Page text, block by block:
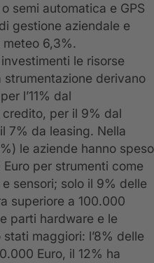
semi automatica e GPS
gestione aziendale e
6,3%.
le risorse
strumentazione derivano
l’11% dal
per il 9% dal
7% da leasing. Nella
le aziende hanno speso
per strumenti come
sensori; solo il 9% delle
superiore a 100.000
parti hardware e le
maggiori: l’8% delle
Euro, il 12% ha